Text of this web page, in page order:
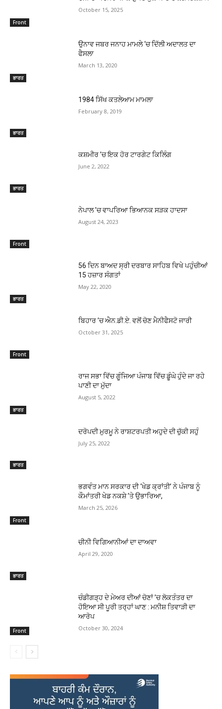
Front
October 15, 2025
ਭਾਰਤ
ਉਨਾਵ ਜਬਰ ਜਨਾਹ ਮਾਮਲੇ ‘ਚ ਦਿੱਲੀ ਅਦਾਲਤ ਦਾ
ਫੈਸਲਾ
March 13, 2020
ਭਾਰਤ
1984 ਸਿੱਖ ਕਤਲੇਆਮ ਮਾਮਲਾ
February 8, 2019
ਭਾਰਤ
ਕਸ਼ਮੀਰ ’ਚ ਇਕ ਹੋਰ ਟਾਰਗੇਟ ਕਿਲਿੰਗ
June 2, 2022
Front
ਨੇਪਾਲ ’ਚ ਵਾਪਰਿਆ ਭਿਆਨਕ ਸੜਕ ਹਾਦਸਾ
August 24, 2023
ਭਾਰਤ
56 ਦਿਨ ਬਾਅਦ ਸ੍ਰੀ ਦਰਬਾਰ ਸਾਹਿਬ ਵਿਖੇ ਪਹੁੰਚੀਆਂ
15 ਹਜ਼ਾਰ ਸੰਗਤਾਂ
May 22, 2020
Front
ਬਿਹਾਰ ’ਚ ਐਨ.ਡੀ.ਏ. ਵਲੋਂ ਚੋਣ ਮੈਨੀਫੈਸਟੋ ਜਾਰੀ
October 31, 2025
ਭਾਰਤ
ਰਾਜ ਸਭਾ ਵਿੱਚ ਗੂੰਜਿਆ ਪੰਜਾਬ ਵਿੱਚ ਡੂੰਘੇ ਹੁੰਦੇ ਜਾ ਰਹੇ
ਪਾਣੀ ਦਾ ਮੁੱਦਾ
August 5, 2022
ਭਾਰਤ
ਦਰੋਪਦੀ ਮੁਰਮੂ ਨੇ ਰਾਸ਼ਟਰਪਤੀ ਅਹੁਦੇ ਦੀ ਚੁੱਕੀ ਸਹੁੰ
July 25, 2022
Front
ਭਗਵੰਤ ਮਾਨ ਸਰਕਾਰ ਦੀ ‘ਖੇਡ ਕ੍ਰਾਂਤੀ’ ਨੇ ਪੰਜਾਬ ਨੂੰ
ਕੌਮਾਂਤਰੀ ਖੇਡ ਨਕਸ਼ੇ ’ਤੇ ਉਭਾਰਿਆ,
March 25, 2026
ਭਾਰਤ
ਚੀਨੀ ਵਿਗਿਆਨੀਆਂ ਦਾ ਦਾਅਵਾ
April 29, 2020
Front
ਚੰਡੀਗੜ੍ਹ ਦੇ ਮੇਅਰ ਦੀਆਂ ਚੋਣਾਂ ’ਚ ਲੋਕਤੰਤਰ ਦਾ
ਹੋਇਆ ਸੀ ਪੂਰੀ ਤਰ੍ਹਾਂ ਘਾਣ : ਮਨੀਸ਼ ਤਿਵਾੜੀ ਦਾ
ਆਰੋਪ
October 30, 2024